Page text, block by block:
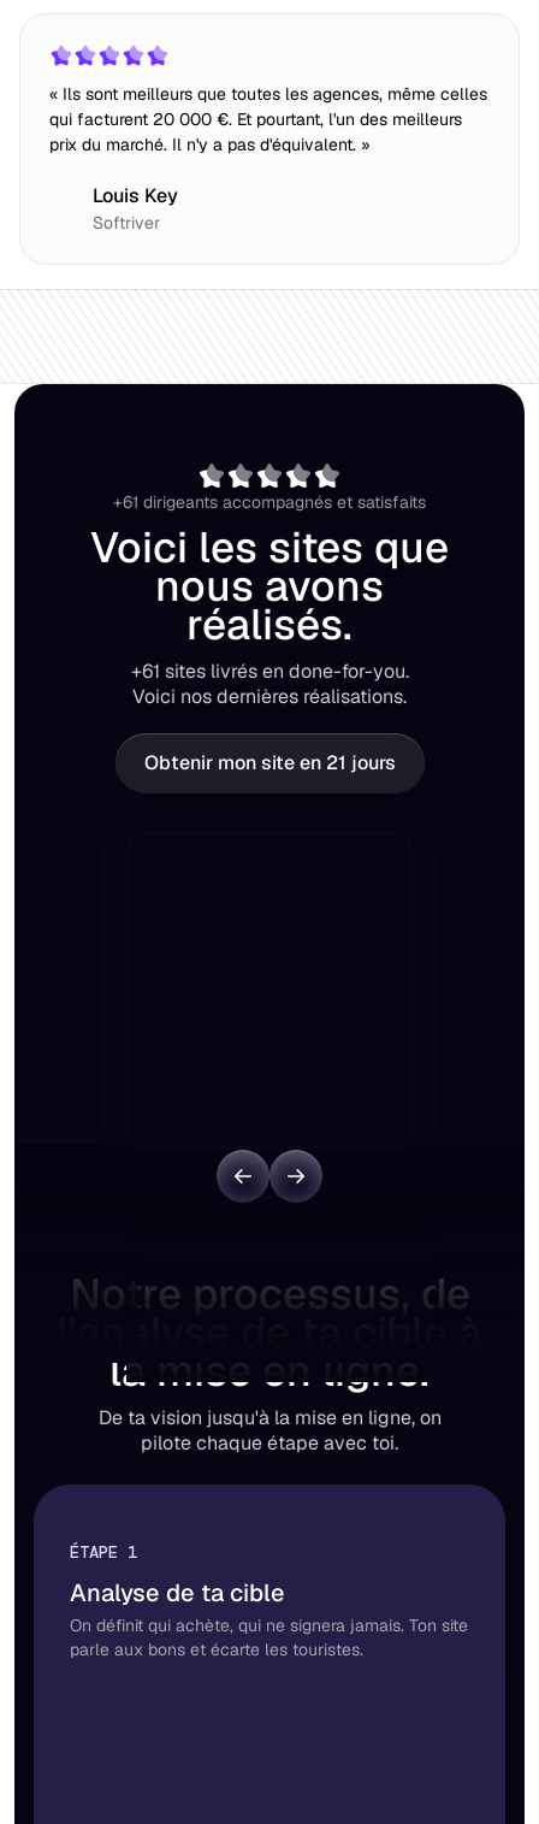
« Ils sont meilleurs que toutes les agences, même celles
qui facturent 20 000 €. Et pourtant, l'un des meilleurs
prix du marché. Il n'y a pas d'équivalent. »
Louis Key
Softriver
+61 dirigeants accompagnés et satisfaits
Voici les sites que
nous avons
réalisés.
+61 sites livrés en done-for-you.
Voici nos dernières réalisations.
Obtenir mon site en 21 jours
Notre processus, de
la mise en ligne.
De ta vision jusqu'à la mise en ligne, on
pilote chaque étape avec toi.
ÉTAPE 1
Analyse de ta cible
On définit qui achète, qui ne signera jamais. Ton site
parle aux bons et écarte les touristes.